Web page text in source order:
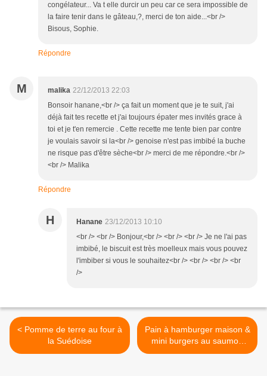
congélateur... Va t elle durcir un peu car ce sera impossible de
la faire tenir dans le gâteau,?, merci de ton aide...<br />
Bisous, Sophie.
Répondre
M malika 22/12/2013 22:03
Bonsoir hanane,<br /> ça fait un moment que je te suit, j'ai
déjà fait tes recette et j'ai toujours épater mes invités grace à
toi et je t'en remercie . Cette recette me tente bien par contre
je voulais savoir si la<br /> genoise n'est pas imbibé la buche
ne risque pas d'être sèche<br /> merci de me répondre.<br />
<br /> Malika
Répondre
H Hanane 23/12/2013 10:10
<br /> <br /> Bonjour,<br /> <br /> <br /> Je ne l'ai pas
imbibé, le biscuit est très moelleux mais vous pouvez
l'imbiber si vous le souhaitez<br /> <br /> <br /> <br
/>
< Pomme de terre au four à
la Suédoise
Pain à hamburger maison &
mini burgers au saumon
fumé >